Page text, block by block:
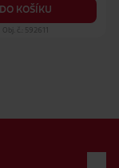
DO KOŠÍKU
Obj. č.: 592611